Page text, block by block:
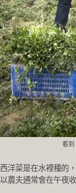
看到
西洋菜是在水裡種的
以農夫通常會在午夜